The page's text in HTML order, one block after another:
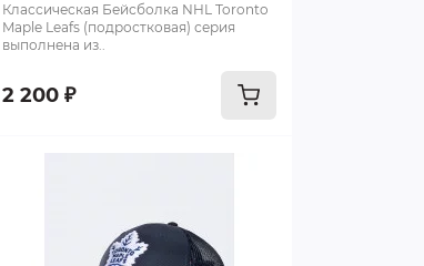
Классическая Бейсболка NHL Toronto
Maple Leafs (подростковая) серия
выполнена из..
2 200 ₽